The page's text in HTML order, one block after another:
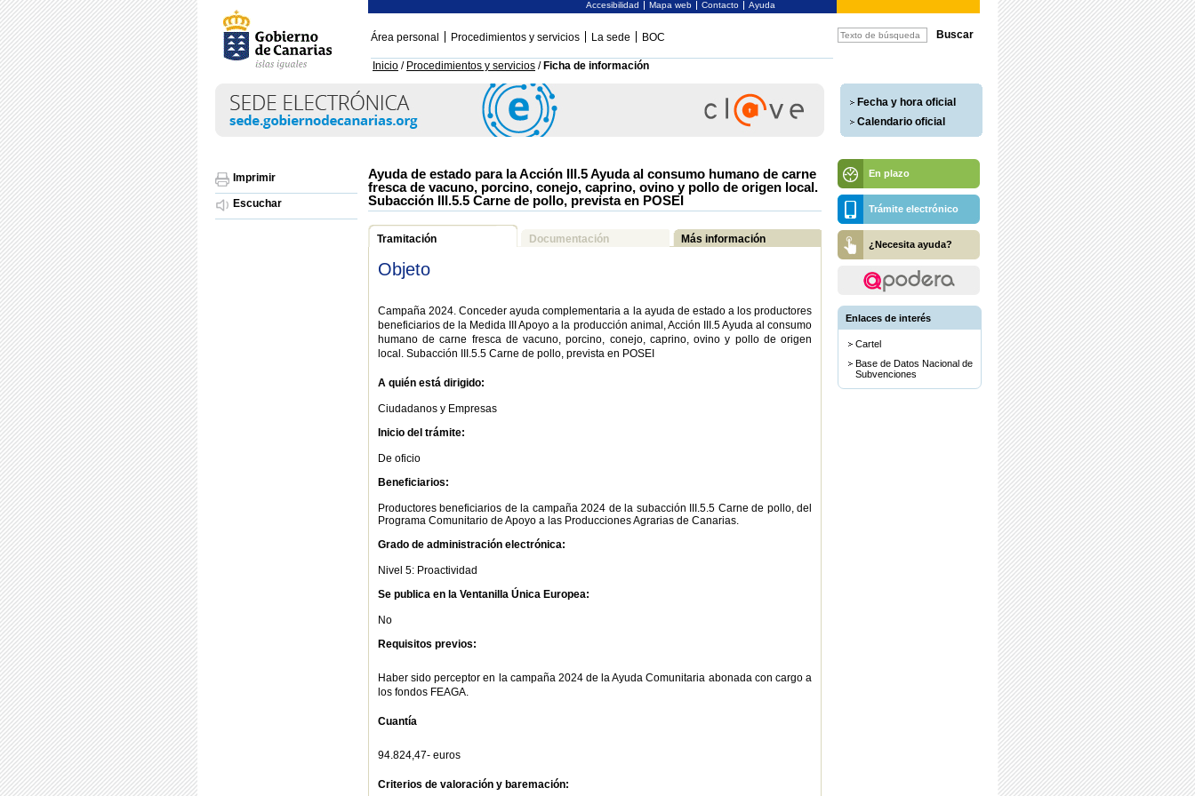
Accesibilidad Mapa web Contacto Ayuda
Área personal Procedimientos y servicios La sede BOC
Inicio / Procedimientos y servicios / Ficha de información
Fecha y hora oficial
Calendario oficial
Imprimir
Escuchar
Ayuda de estado para la Acción III.5 Ayuda al consumo humano de carne
fresca de vacuno, porcino, conejo, caprino, ovino y pollo de origen local.
Subacción III.5.5 Carne de pollo, prevista en POSEI
Tramitación Documentación Más información
Objeto
Campaña 2024. Conceder ayuda complementaria a la ayuda de estado a los productores
beneficiarios de la Medida III Apoyo a la producción animal, Acción III.5 Ayuda al consumo
humano de carne fresca de vacuno, porcino, conejo, caprino, ovino y pollo de origen
local. Subacción III.5.5 Carne de pollo, prevista en POSEI
A quién está dirigido:
Ciudadanos y Empresas
Inicio del trámite:
De oficio
Beneficiarios:
Productores beneficiarios de la campaña 2024 de la subacción III.5.5 Carne de pollo, del
Programa Comunitario de Apoyo a las Producciones Agrarias de Canarias.
Grado de administración electrónica:
Nivel 5: Proactividad
Se publica en la Ventanilla Única Europea:
No
Requisitos previos:
Haber sido perceptor en la campaña 2024 de la Ayuda Comunitaria abonada con cargo a
los fondos FEAGA.
Cuantía
94.824,47- euros
Criterios de valoración y baremación:
En plazo
Trámite electrónico
¿Necesita ayuda?
Enlaces de interés
Cartel
Base de Datos Nacional de
Subvenciones